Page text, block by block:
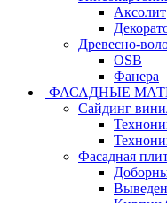
Аксолит
Древесно-
OSB
Фанера
ФАСАДНЫЕ
Сайдинг
Фасадная